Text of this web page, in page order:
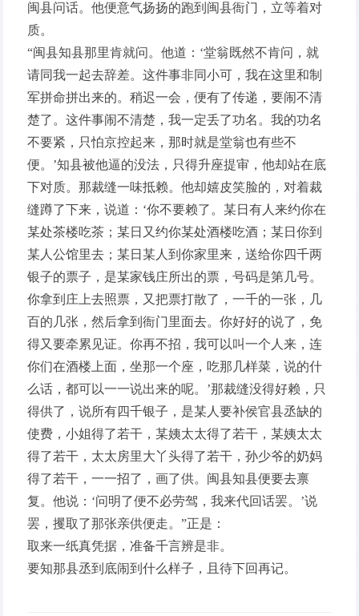
闽县问话。他便意气扬扬的跑到闽县衙门，立等着对
质。
“闽县知县那里肯就问。他道：‘堂翁既然不肯问，就
请同我一起去辞差。这件事非同小可，我在这里和制
军拼命拼出来的。稍迟一会，便有了传递，要闹不清
楚了。这件事闹不清楚，我一定丢了功名。我的功名
不要紧，只怕京控起来，那时就是堂翁也有些不
便。’知县被他逼的没法，只得升座提审，他却站在底
下对质。那裁缝一味抵赖。他却嬉皮笑脸的，对着裁
缝蹲了下来，说道：‘你不要赖了。某日有人来约你在
某处茶楼吃茶；某日又约你某处酒楼吃酒；某日你到
某人公馆里去；某日某人到你家里来，送给你四千两
银子的票子，是某家钱庄所出的票，号码是第几号。
你拿到庄上去照票，又把票打散了，一千的一张，几
百的几张，然后拿到衙门里面去。你好好的说了，免
得又要牵累见证。你再不招，我可以叫一个人来，连
你们在酒楼上面，坐那一个座，吃那几样菜，说的什
么话，都可以一一说出来的呢。’那裁缝没得好赖，只
得供了，说所有四千银子，是某人要补侯官县丞缺的
使费，小姐得了若干，某姨太太得了若干，某姨太太
得了若干，太太房里大丫头得了若干，孙少爷的奶妈
得了若干，一一招了，画了供。闽县知县便要去禀
复。他说：‘问明了便不必劳驾，我来代回话罢。’说
罢，攫取了那张亲供便走。”正是：
取来一纸真凭据，准备千言辨是非。
要知那县丞到底闹到什么样子，且待下回再记。